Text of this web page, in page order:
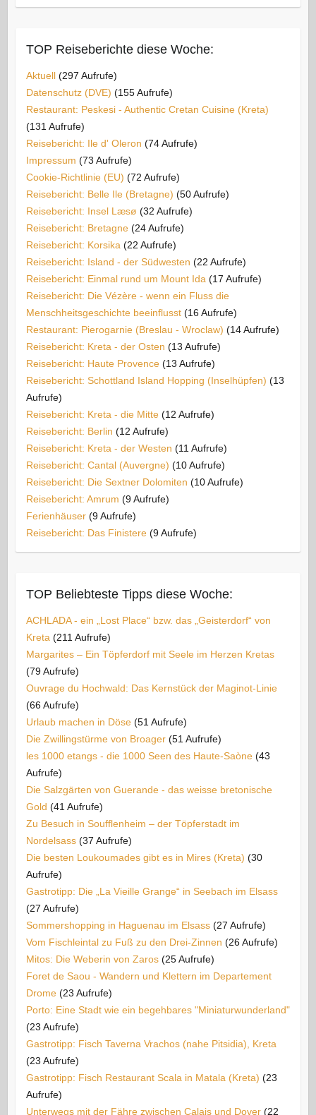
TOP Reiseberichte diese Woche:
Aktuell (297 Aufrufe)
Datenschutz (DVE) (155 Aufrufe)
Restaurant: Peskesi - Authentic Cretan Cuisine (Kreta)
(131 Aufrufe)
Reisebericht: Ile d' Oleron (74 Aufrufe)
Impressum (73 Aufrufe)
Cookie-Richtlinie (EU) (72 Aufrufe)
Reisebericht: Belle Ile (Bretagne) (50 Aufrufe)
Reisebericht: Insel Læsø (32 Aufrufe)
Reisebericht: Bretagne (24 Aufrufe)
Reisebericht: Korsika (22 Aufrufe)
Reisebericht: Island - der Südwesten (22 Aufrufe)
Reisebericht: Einmal rund um Mount Ida (17 Aufrufe)
Reisebericht: Die Vézère - wenn ein Fluss die
Menschheitsgeschichte beeinflusst (16 Aufrufe)
Restaurant: Pierogarnie (Breslau - Wroclaw) (14 Aufrufe)
Reisebericht: Kreta - der Osten (13 Aufrufe)
Reisebericht: Haute Provence (13 Aufrufe)
Reisebericht: Schottland Island Hopping (Inselhüpfen) (13
Aufrufe)
Reisebericht: Kreta - die Mitte (12 Aufrufe)
Reisebericht: Berlin (12 Aufrufe)
Reisebericht: Kreta - der Westen (11 Aufrufe)
Reisebericht: Cantal (Auvergne) (10 Aufrufe)
Reisebericht: Die Sextner Dolomiten (10 Aufrufe)
Reisebericht: Amrum (9 Aufrufe)
Ferienhäuser (9 Aufrufe)
Reisebericht: Das Finistere (9 Aufrufe)
TOP Beliebteste Tipps diese Woche:
ACHLADA - ein „Lost Place“ bzw. das „Geisterdorf“ von
Kreta (211 Aufrufe)
Margarites – Ein Töpferdorf mit Seele im Herzen Kretas
(79 Aufrufe)
Ouvrage du Hochwald: Das Kernstück der Maginot-Linie
(66 Aufrufe)
Urlaub machen in Döse (51 Aufrufe)
Die Zwillingstürme von Broager (51 Aufrufe)
les 1000 etangs - die 1000 Seen des Haute-Saòne (43
Aufrufe)
Die Salzgärten von Guerande - das weisse bretonische
Gold (41 Aufrufe)
Zu Besuch in Soufflenheim – der Töpferstadt im
Nordelsass (37 Aufrufe)
Die besten Loukoumades gibt es in Mires (Kreta) (30
Aufrufe)
Gastrotipp: Die „La Vieille Grange“ in Seebach im Elsass
(27 Aufrufe)
Sommershopping in Haguenau im Elsass (27 Aufrufe)
Vom Fischleintal zu Fuß zu den Drei-Zinnen (26 Aufrufe)
Mitos: Die Weberin von Zaros (25 Aufrufe)
Foret de Saou - Wandern und Klettern im Departement
Drome (23 Aufrufe)
Porto: Eine Stadt wie ein begehbares "Miniaturwunderland"
(23 Aufrufe)
Gastrotipp: Fisch Taverna Vrachos (nahe Pitsidia), Kreta
(23 Aufrufe)
Gastrotipp: Fisch Restaurant Scala in Matala (Kreta) (23
Aufrufe)
Unterwegs mit der Fähre zwischen Calais und Dover (22